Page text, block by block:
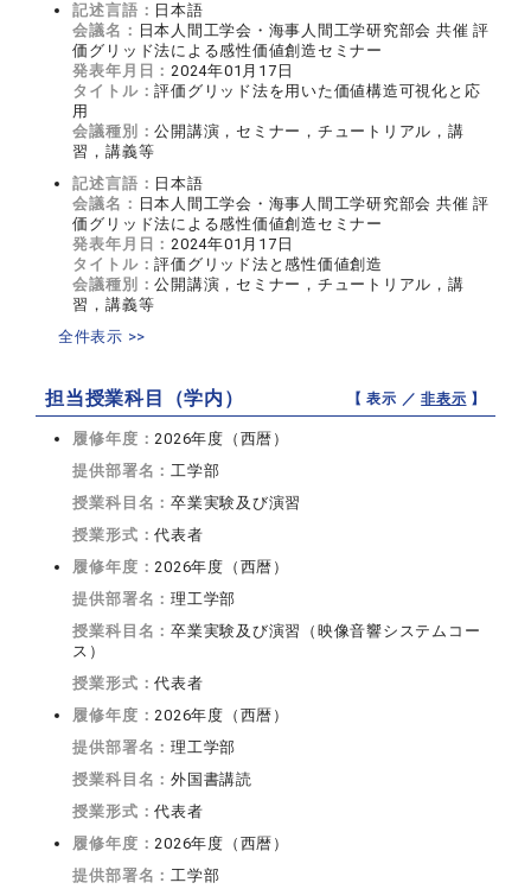
記述言語： 日本語
会議名： 日本人間工学会・海事人間工学研究部会 共催 評
価グリッド法による感性価値創造セミナー
発表年月日：2024年01月17日
タイトル：評価グリッド法を用いた価値構造可視化と応
用
会議種別：公開講演，セミナー，チュートリアル，講
習，講義等
記述言語： 日本語
会議名： 日本人間工学会・海事人間工学研究部会 共催 評
価グリッド法による感性価値創造セミナー
発表年月日：2024年01月17日
タイトル：評価グリッド法と感性価値創造
会議種別：公開講演，セミナー，チュートリアル，講
習，講義等
全件表示 >>
担当授業科目（学内） 【 表示 ／非表示 】
履修年度：2026年度（西暦）
提供部署名：工学部
授業科目名：卒業実験及び演習
授業形式：代表者
履修年度：2026年度（西暦）
提供部署名：理工学部
授業科目名：卒業実験及び演習（映像音響システムコー
ス）
授業形式：代表者
履修年度：2026年度（西暦）
提供部署名：理工学部
授業科目名：外国書講読
授業形式：代表者
履修年度：2026年度（西暦）
提供部署名：工学部